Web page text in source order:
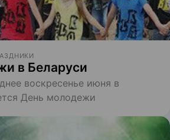
в Беларуси
воскресенье июня в
День молодежи